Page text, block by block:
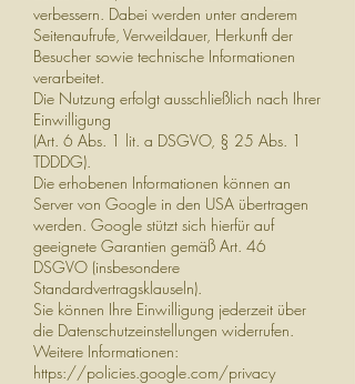
verbessern. Dabei werden unter anderem
Seitenaufrufe, Verweildauer, Herkunft der
Besucher sowie technische Informationen
verarbeitet.
Die Nutzung erfolgt ausschließlich nach Ihrer
Einwilligung
(Art. 6 Abs. 1 lit. a DSGVO, § 25 Abs. 1
TDDDG).
Die erhobenen Informationen können an
Server von Google in den USA übertragen
werden. Google stützt sich hierfür auf
geeignete Garantien gemäß Art. 46
DSGVO (insbesondere
Standardvertragsklauseln).
Sie können Ihre Einwilligung jederzeit über
die Datenschutzeinstellungen widerrufen.
Weitere Informationen:
https://policies.google.com/privacy